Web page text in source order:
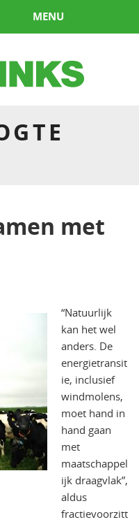
MENU
met
“Natuurlijk
kan het wel
anders. De
energietransit
ie, inclusief
windmolens,
moet hand in
hand gaan
met
maatschappel
ijk draagvlak”,
aldus
fractievoorzitt